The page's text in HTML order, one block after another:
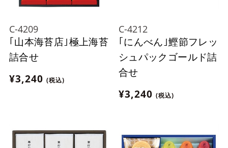
C-4209
｢山本海苔店｣極上海苔
詰合せ
¥3,240 (税込)
C-4212
｢にんべん｣鰹節フレッ
シュパックゴールド詰
合せ
¥3,240 (税込)